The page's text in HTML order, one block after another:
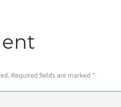
Required fields are marked *